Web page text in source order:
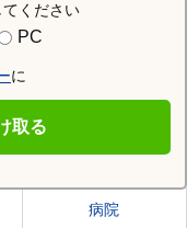
ください
PC
に
取る
を見る
病院